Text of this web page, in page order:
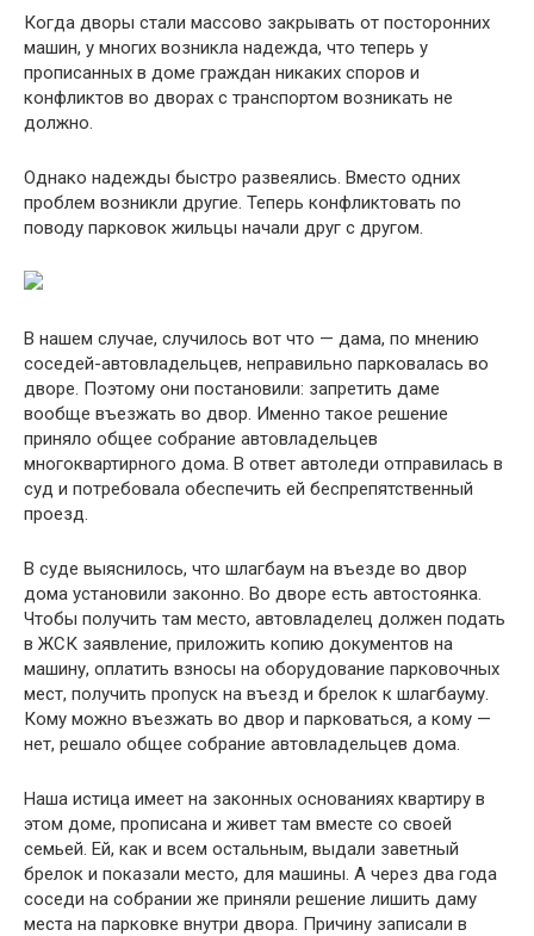
Когда дворы стали массово закрывать от посторонних
машин, у многих возникла надежда, что теперь у
прописанных в доме граждан никаких споров и
конфликтов во дворах с транспортом возникать не
должно.
Однако надежды быстро развеялись. Вместо одних
проблем возникли другие. Теперь конфликтовать по
поводу парковок жильцы начали друг с другом.
В нашем случае, случилось вот что — дама, по мнению
соседей-автовладельцев, неправильно парковалась во
дворе. Поэтому они постановили: запретить даме
вообще въезжать во двор. Именно такое решение
приняло общее собрание автовладельцев
многоквартирного дома. В ответ автоледи отправилась в
суд и потребовала обеспечить ей беспрепятственный
проезд.
В суде выяснилось, что шлагбаум на въезде во двор
дома установили законно. Во дворе есть автостоянка.
Чтобы получить там место, автовладелец должен подать
в ЖСК заявление, приложить копию документов на
машину, оплатить взносы на оборудование парковочных
мест, получить пропуск на въезд и брелок к шлагбауму.
Кому можно въезжать во двор и парковаться, а кому —
нет, решало общее собрание автовладельцев дома.
Наша истица имеет на законных основаниях квартиру в
этом доме, прописана и живет там вместе со своей
семьей. Ей, как и всем остальным, выдали заветный
брелок и показали место, для машины. А через два года
соседи на собрании же приняли решение лишить даму
места на парковке внутри двора. Причину записали в